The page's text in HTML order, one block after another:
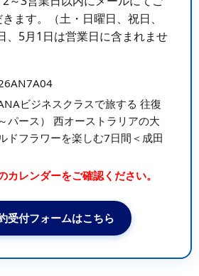
ます。（土・日曜日、祝日、
、5月1日は営業日に含まれませ
ビジネスクラスで旅する 往復
パース） 西オーストラリアの大
ドフラワーを楽しむ7日間＜成田
カレンダーをご確認ください。
受付フォームはこちら